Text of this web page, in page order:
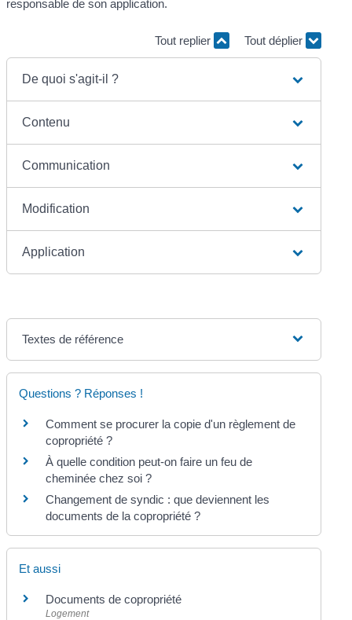
responsable de son application.
Tout replier Tout déplier
De quoi s'agit-il ?
Contenu
Communication
Modification
Application
Textes de référence
Questions ? Réponses !
Comment se procurer la copie d'un règlement de
copropriété ?
À quelle condition peut-on faire un feu de
cheminée chez soi ?
Changement de syndic : que deviennent les
documents de la copropriété ?
Et aussi
Documents de copropriété
Logement